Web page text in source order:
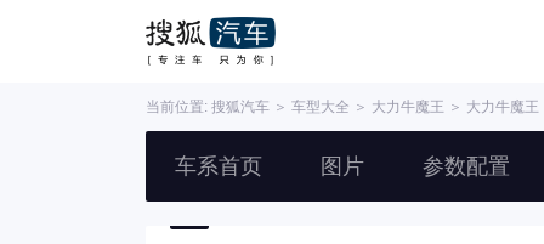
当前位置: 搜狐汽车 ＞ 车型大全 ＞ 大力牛魔王 ＞ 大力牛魔王
车系首页 图片 参数配置